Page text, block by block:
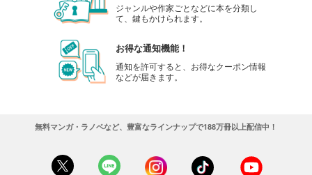
ジャンルや作家ごとなどに本を分類し
て、鍵もかけられます。
お得な通知機能！
通知を許可すると、お得なクーポン情報
などが届きます。
無料マンガ・ラノベなど、豊富なラインナップで188万冊以上配信中！